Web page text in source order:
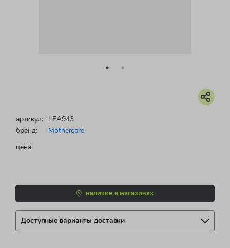
артикул: LEA943
бренд:
Mothercare
цена:
наличие в магазинах
Доступные варианты доставки